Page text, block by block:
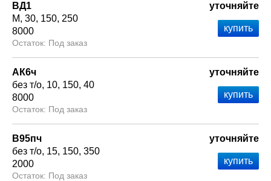
ВД1
М 30 150 250
8000
Под заказ
уточняйте
АК6ч
без т/о 10 150 40
8000
Под заказ
уточняйте
В95пч
без т/о 15 150 350
2000
Под заказ
уточняйте